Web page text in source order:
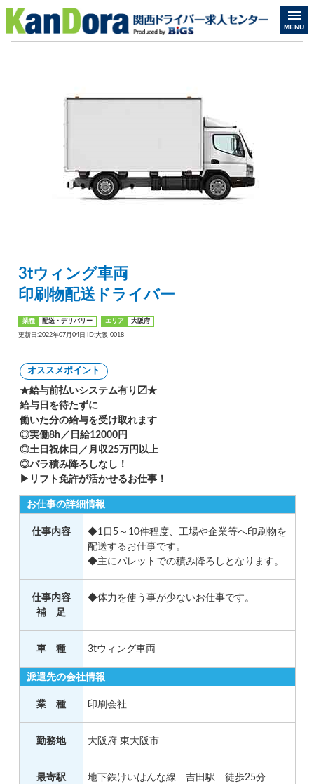
MENU
3tウィング車両
印刷物配送ドライバー
業種 配送・デリバリー エリア 大阪府
更新日:2022年07月04日 ID:大阪-0018
オススメポイント
★給与前払いシステム有り〼★
給与日を待たずに
働いた分の給与を受け取れます
◎実働8h／日給12000円
◎土日祝休日／月収25万円以上
◎バラ積み降ろしなし！
▶リフト免許が活かせるお仕事！
お仕事の詳細情報
仕事内容
◆1日5～10件程度、工場や企業等へ印刷物を
配送するお仕事です。
◆主にパレットでの積み降ろしとなります。
仕事内容
補 足
◆体力を使う事が少ないお仕事です。
車 種 3tウィング車両
派遣先の会社情報
業 種 印刷会社
勤務地 大阪府 東大阪市
最寄駅 地下鉄けいはんな線 吉田駅 徒歩25分